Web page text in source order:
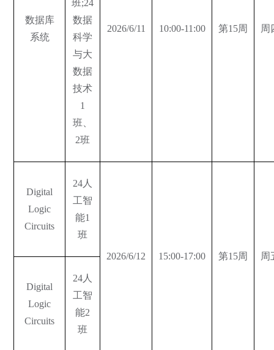
数据库
系统
班;24
数据
科学
与大
数据
技术
1
班、
2班
2026/6/11 10:00-11:00 第15周 周
Digital
Logic
Circuits
24人
工智
能1
班
2026/6/12 15:00-17:00 第15周 周
Digital
Logic
Circuits
24人
工智
能2
班